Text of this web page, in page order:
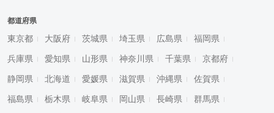
都道府県
東京都 大阪府 茨城県 埼玉県 広島県 福岡県
兵庫県 愛知県 山形県 神奈川県 千葉県 京都府
静岡県 北海道 愛媛県 滋賀県 沖縄県 佐賀県
福島県 栃木県 岐阜県 岡山県 長崎県 群馬県